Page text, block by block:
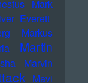
Mark
Everett
Markus
Martin
Marvin
Mavi